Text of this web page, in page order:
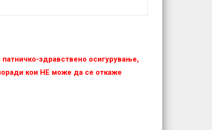
здравствено осигурување,
кои НЕ можe да се откаже